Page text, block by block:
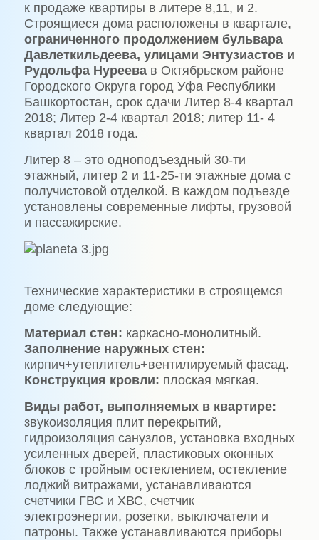
к продаже квартиры в литере 8,11, и 2.
Строящиеся дома расположены в квартале,
ограниченного продолжением бульвара
Давлеткильдеева, улицами Энтузиастов и
Рудольфа Нуреевав Октябрьском районе
Городского Округа город Уфа Республики
Башкортостан, срок сдачи Литер 8-4 квартал
2018; Литер 2-4 квартал 2018; литер 11- 4
квартал 2018 года.
Литер 8 – это одноподъездный 30-ти
этажный, литер 2 и 11-25-ти этажные дома с
получистовой отделкой. В каждом подъезде
установлены современные лифты, грузовой
и пассажирские.
Технические характеристики в строящемся
доме следующие:
Материал стен: каркасно-монолитный.
Заполнение наружных стен:
кирпич+утеплитель+вентилируемый фасад.
Конструкция кровли: плоская мягкая.
Виды работ, выполняемых в квартире:
звукоизоляция плит перекрытий,
гидроизоляция санузлов, установка входных
усиленных дверей, пластиковых оконных
блоков с тройным остеклением, остекление
лоджий витражами, устанавливаются
счетчики ГВС и ХВС, счетчик
электроэнергии, розетки, выключатели и
патроны. Также устанавливаются приборы